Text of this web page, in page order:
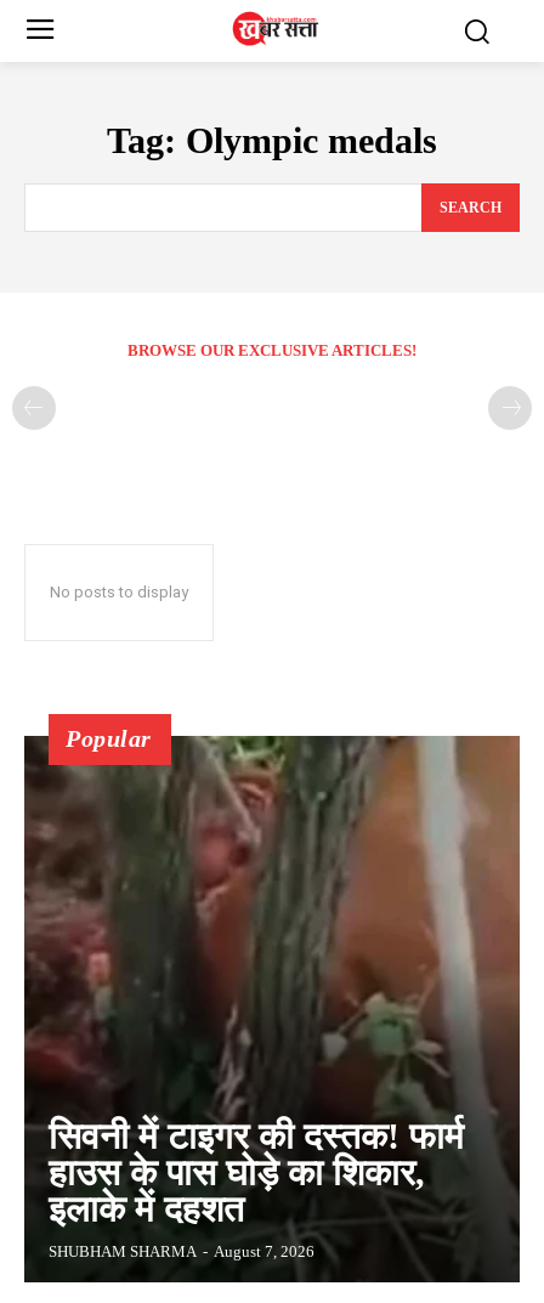
Tag: Olympic medals
SEARCH
BROWSE OUR EXCLUSIVE ARTICLES!
No posts to display
Popular
सिवनी में टाइगर की दस्तक! फार्म
हाउस के पास घोड़े का शिकार,
इलाके में दहशत
SHUBHAM SHARMA - August 7, 2026